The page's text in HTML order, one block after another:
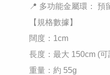
​📍 多功能金屬環： 預
​【規格數據】
​闊度：1cm
長度：最大 150cm (可
​重量：約 55g